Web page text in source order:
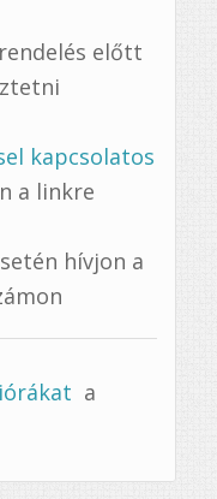
előtt
kapcsolatos
a linkre
hívjon a
a